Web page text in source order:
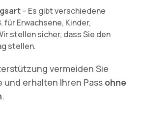
– Es gibt verschiedene
für Erwachsene, Kinder,
stellen sicher, dass Sie den
stellen.
vermeiden Sie
und erhalten Ihren Pass ohne
.